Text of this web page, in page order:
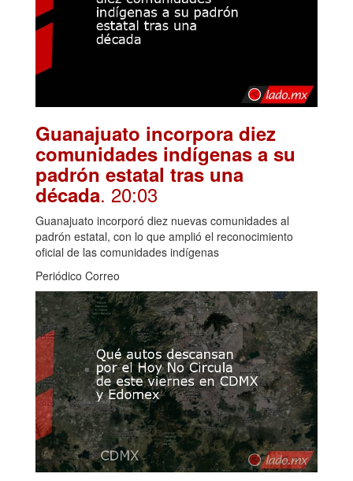
Guanajuato incorpora diez
comunidades indígenas a su
padrón estatal tras una
década. 20:03
Guanajuato incorporó diez nuevas comunidades al
padrón estatal, con lo que amplió el reconocimiento
oficial de las comunidades indígenas
Periódico Correo